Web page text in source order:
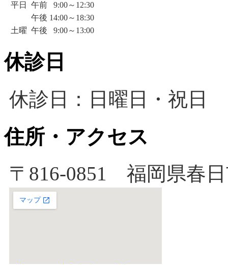
平日 午前
9:00～12:30
午後 14:00～18:30
土曜 午後 9:00～13:00
休診日
休診日：日曜日・祝日
住所・アクセス
〒816-0851 福岡県春